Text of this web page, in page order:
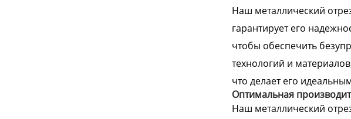
Наш металлический
гарантирует его
чтобы обеспечить
технологий и
что делает его
Оптимальная
Наш металлический